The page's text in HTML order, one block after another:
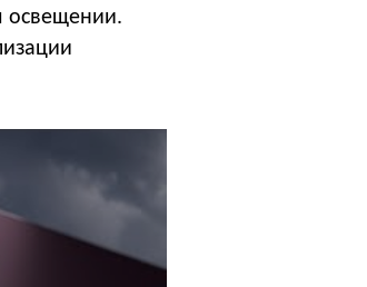
освещении.